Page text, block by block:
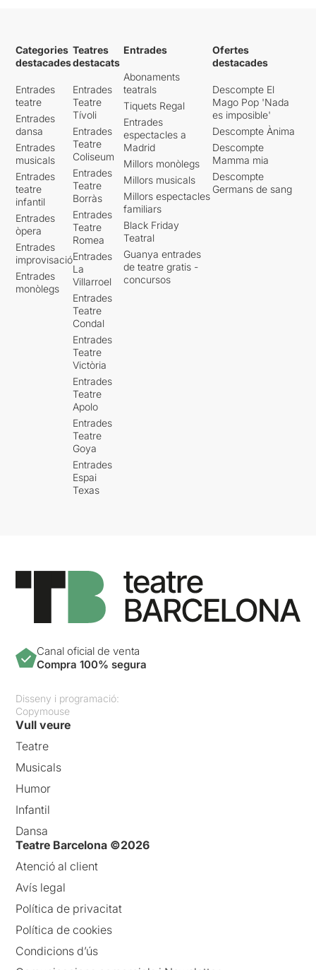
Categories
destacades
Entrades
teatre
Entrades
dansa
Entrades
musicals
Entrades
teatre
infantil
Entrades
òpera
Entrades
improvisació
Entrades
monòlegs
Teatres
destacats
Entrades
Teatre
Tívoli
Entrades
Teatre
Coliseum
Entrades
Teatre
Borràs
Entrades
Teatre
Romea
Entrades
La
Villarroel
Entrades
Teatre
Condal
Entrades
Teatre
Victòria
Entrades
Teatre
Apolo
Entrades
Teatre
Goya
Entrades
Espai
Texas
Entrades
Abonaments
teatrals
Tiquets Regal
Entrades
espectacles a
Madrid
Millors monòlegs
Millors musicals
Millors espectacles
familiars
Black Friday
Teatral
Guanya entrades
de teatre gratis -
concursos
Ofertes
destacades
Descompte El
Mago Pop 'Nada
es imposible'
Descompte Ànima
Descompte
Mamma mia
Descompte
Germans de sang
Canal oficial de venta
Compra 100% segura
Disseny i programació:
Copymouse
Vull veure
Teatre
Musicals
Humor
Infantil
Dansa
Teatre Barcelona ©2026
Atenció al client
Avís legal
Política de privacitat
Política de cookies
Condicions d’ús